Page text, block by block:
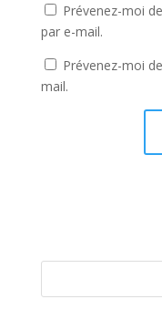
Prévenez-moi
par e-mail.
Prévenez-moi
mail.